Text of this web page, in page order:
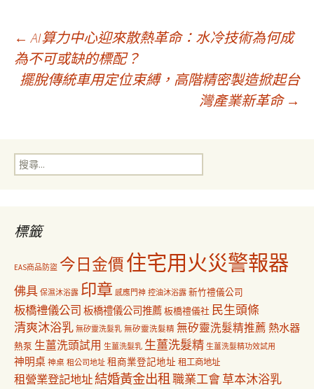
文
章
覽
← AI算力中心迎來散熱革命：水冷技術為何成
為不可或缺的標配？
擺脫傳統車用定位束縛，高階精密製造掀起台
灣產業新革命 →
搜
尋
標籤
EAS商品防盜 今日金價住宅用火災警報器
佛具 保濕沐浴露 印章 感應門神 控油沐浴露 新竹禮儀公司
板橋禮儀公司 板橋禮儀公司推薦板橋禮儀社 民生頭條
清爽沐浴乳 無矽靈洗髮乳 無矽靈洗髮精 無矽靈洗髮精推薦 熱水器
熱泵 生薑洗頭試用 生薑洗髮乳 生薑洗髮精 生薑洗髮精功效試用
神明桌 神桌 租公司地址 租商業登記地址 租工商地址
租營業登記地址結婚黃金出租職業工會草本沐浴乳